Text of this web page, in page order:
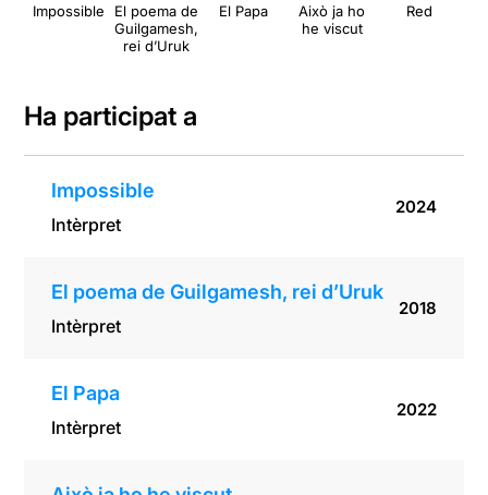
Impossible
El poema de
Guilgamesh,
rei d’Uruk
El Papa
Això ja ho
he viscut
Red
Ha participat a
Impossible
Intèrpret
2024
El poema de Guilgamesh, rei d’Uruk
Intèrpret
2018
El Papa
Intèrpret
2022